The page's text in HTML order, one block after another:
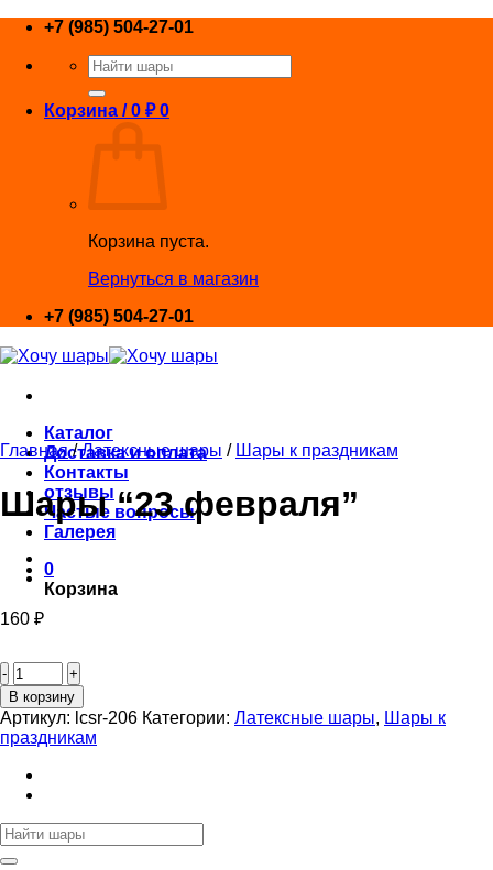
Skip
content
+7 (985) 504-27-01
Искать:
Корзина /0 ₽ 0
Корзина пуста.
Вернуться в магазин
+7 (985) 504-27-01
Каталог
Доставка и оплата
Контакты
отзывы
Частые вопросы
Галерея
0
Корзина
Главная / Латексные шары / Шары к праздникам
Шары “23 февраля”
160 ₽
товара
Шары
"23
февраля"
В корзину
Артикул: lcsr-206 Категории: Латексные шары, Шары к
праздникам
Искать: